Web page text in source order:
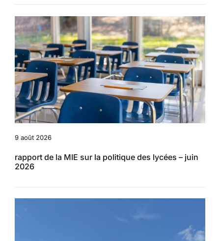
9 août 2026
rapport de la MIE sur la politique des lycées – juin
2026